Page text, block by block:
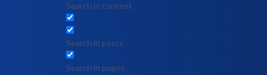
Search in content
Search in posts
Search in pages